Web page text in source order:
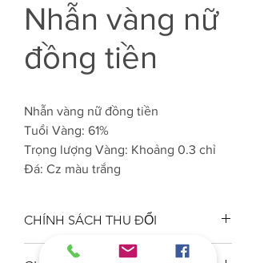
Nhẫn vàng nữ
đồng tiền
Nhẫn vàng nữ đồng tiền
Tuổi Vàng: 61%
Trọng lượng Vàng: Khoảng 0.3 chỉ
Đá: Cz màu trắng
CHÍNH SÁCH THU ĐỔI
Công ty VJC 610 đảm bảo chất